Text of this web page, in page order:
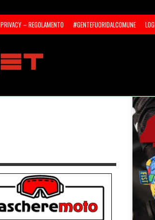
PRIVACY – REGOLAMENTO #GENTEFUORIDALCOMUNE